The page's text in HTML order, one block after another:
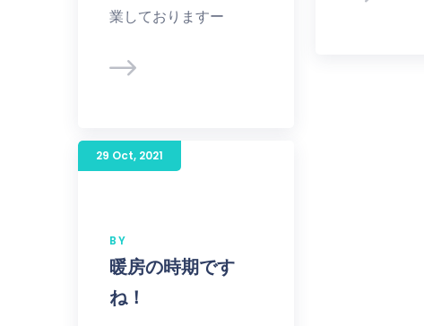
業しておりますー
29 Oct, 2021
BY
暖房の時期です
ね！